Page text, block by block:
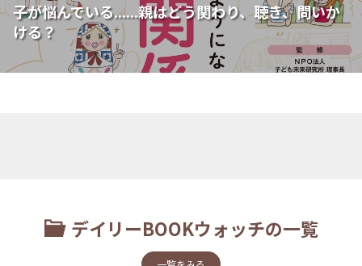
子が悩んでいる......親はどう関わり、聴き、問いか
ける？
デイリーBOOKウォッチの一覧